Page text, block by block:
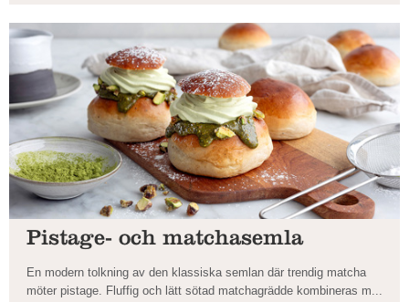
Pistage- och matchasemla
En modern tolkning av den klassiska semlan där trendig matcha
möter pistage. Fluffig och lätt sötad matchagrädde kombineras m...